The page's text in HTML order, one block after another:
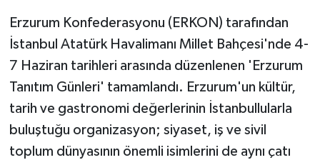
Erzurum Konfederasyonu (ERKON) tarafından
İstanbul Atatürk Havalimanı Millet Bahçesi'nde 4-
7 Haziran tarihleri arasında düzenlenen 'Erzurum
Tanıtım Günleri' tamamlandı. Erzurum'un kültür,
tarih ve gastronomi değerlerinin İstanbullularla
buluştuğu organizasyon; siyaset, iş ve sivil
toplum dünyasının önemli isimlerini de aynı çatı
HABERDE İNSAN
İNSAN
İş Dünyası
Jandarma